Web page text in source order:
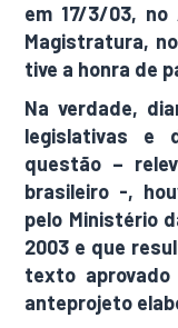
em 17/3/03, no
Magistratura,
tive a honra de
Na verdade,
legislativas e
questão –
brasileiro -,
pelo Ministério
2003 e que
texto aprovado
anteprojeto